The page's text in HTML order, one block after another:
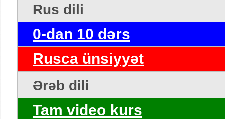
Rus dili
0-dan 10 dərs
Rusca ünsiyyət
Ərəb dili
Tam video kurs